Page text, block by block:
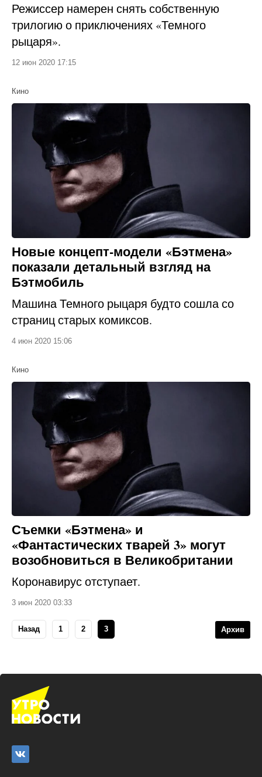
Режиссер намерен снять собственную
трилогию о приключениях «Темного
рыцаря».
12 июн 2020 17:15
Кино
Новые концепт-модели «Бэтмена»
показали детальный взгляд на
Бэтмобиль
Машина Темного рыцаря будто сошла со
страниц старых комиксов.
4 июн 2020 15:06
Кино
Съемки «Бэтмена» и
«Фантастических тварей 3» могут
возобновиться в Великобритании
Коронавирус отступает.
3 июн 2020 03:33
Назад 1 2 3 Архив